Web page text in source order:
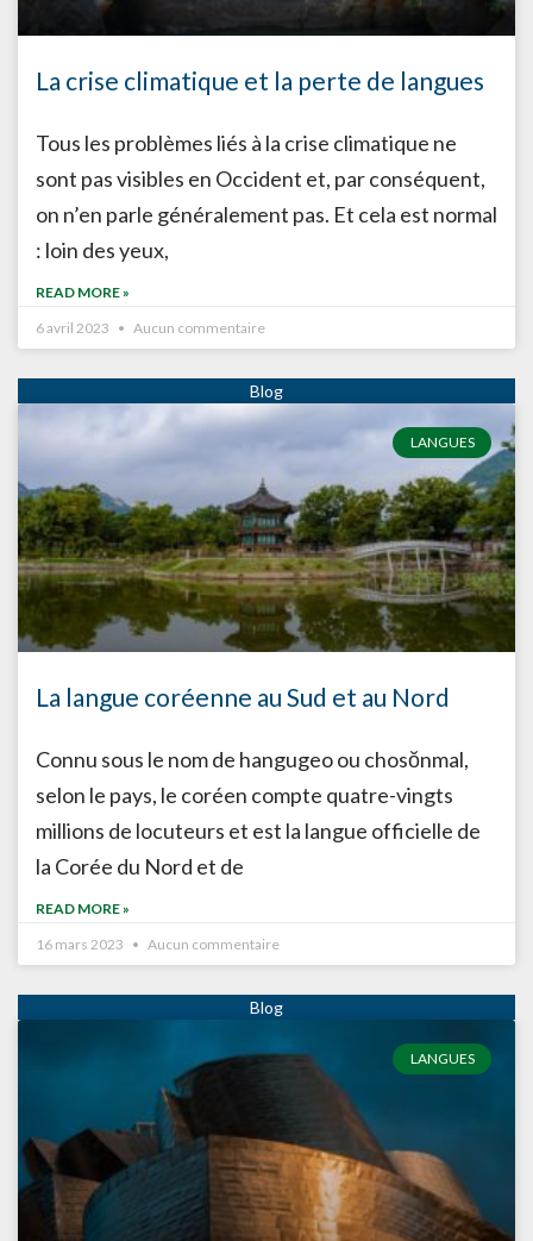
La crise climatique et la perte de langues
Tous les problèmes liés à la crise climatique ne
sont pas visibles en Occident et, par conséquent,
on n’en parle généralement pas. Et cela est normal
: loin des yeux,
READ MORE »
6 avril 2023
Aucun commentaire
LANGUES
La langue coréenne au Sud et au Nord
Connu sous le nom de hangugeo ou chosŏnmal,
selon le pays, le coréen compte quatre-vingts
millions de locuteurs et est la langue officielle de
la Corée du Nord et de
READ MORE »
16 mars 2023
Aucun commentaire
LANGUES